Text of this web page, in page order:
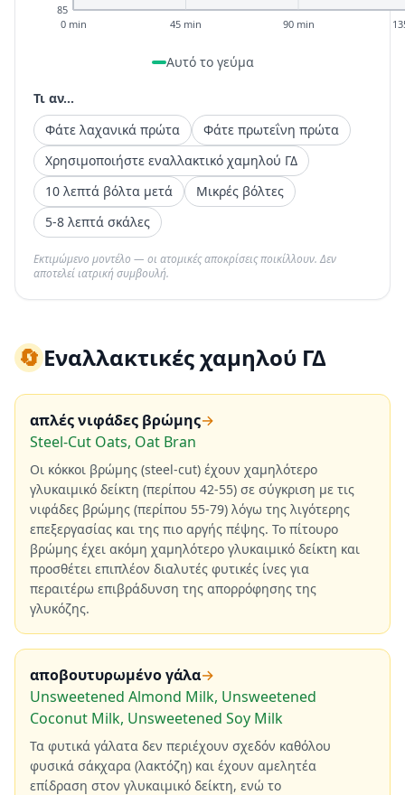
85
0 min 45 min 90 min
Αυτό το γεύμα
Τι αν...
Φάτε λαχανικά πρώτα
Φάτε πρωτεΐνη πρώτα
Χρησιμοποιήστε εναλλακτικό χαμηλού ΓΔ
10 λεπτά βόλτα μετά
Μικρές βόλτες
5-8 λεπτά σκάλες
Εκτιμώμενο μοντέλο — οι ατομικές αποκρίσεις ποικίλλουν. Δεν
αποτελεί ιατρική συμβουλή.
🔄Εναλλακτικές χαμηλού ΓΔ
απλές νιφάδες βρώμης→
Steel-Cut Oats, Oat Bran
Οι κόκκοι βρώμης (steel-cut) έχουν χαμηλότερο
γλυκαιμικό δείκτη (περίπου 42-55) σε σύγκριση με τις
νιφάδες βρώμης (περίπου 55-79) λόγω της λιγότερης
επεξεργασίας και της πιο αργής πέψης. Το πίτουρο
βρώμης έχει ακόμη χαμηλότερο γλυκαιμικό δείκτη και
προσθέτει επιπλέον διαλυτές φυτικές ίνες για
περαιτέρω επιβράδυνση της απορρόφησης της
γλυκόζης.
αποβουτυρωμένο γάλα→
Unsweetened Almond Milk, Unsweetened
Coconut Milk, Unsweetened Soy Milk
Τα φυτικά γάλατα δεν περιέχουν σχεδόν καθόλου
φυσικά σάκχαρα (λακτόζη) και έχουν αμελητέα
επίδραση στον γλυκαιμικό δείκτη, ενώ το